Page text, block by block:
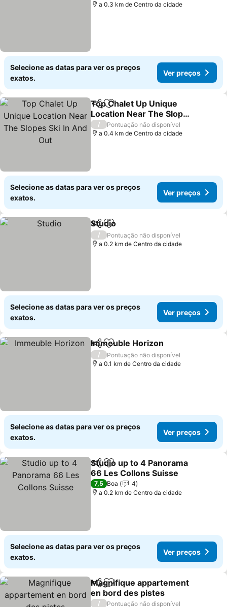
a 0.3 km de Centro da cidade
Selecione as datas para ver os preços
exatos.
Ver preços
PartilharAdicionar aos favoritos
Top Chalet Up Unique
Location Near The Slopes
Ski In And Out
/
Pontuação não disponível
a 0.4 km de Centro da cidade
Selecione as datas para ver os preços
exatos.
Ver preços
PartilharAdicionar aos favoritos
Studio
/
Pontuação não disponível
a 0.2 km de Centro da cidade
Selecione as datas para ver os preços
exatos.
Ver preços
PartilharAdicionar aos favoritos
Immeuble Horizon
/
Pontuação não disponível
a 0.1 km de Centro da cidade
Selecione as datas para ver os preços
exatos.
Ver preços
PartilharAdicionar aos favoritos
Studio up to 4 Panorama
66 Les Collons Suisse
7,5 Boa
4
a 0.2 km de Centro da cidade
Selecione as datas para ver os preços
exatos.
Ver preços
PartilharAdicionar aos favoritos
Magnifique appartement
en bord des pistes
/ Pontuação não disponível